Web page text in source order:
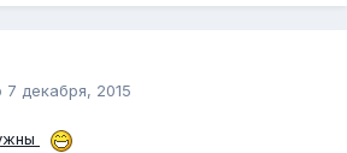
7 декабря, 2015